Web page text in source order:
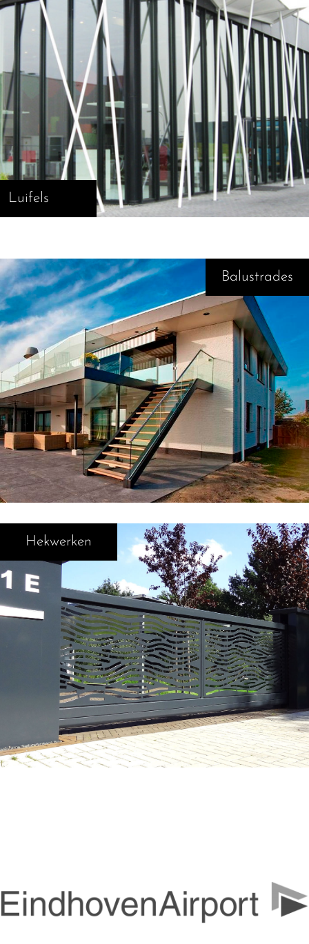
Luifels
Balustrades
Hekwerken